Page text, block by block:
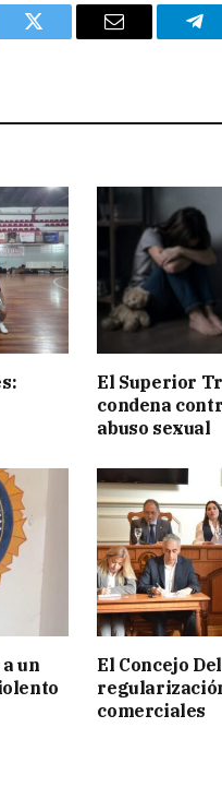
Twitter Email
El Superior
condena
abuso sexual
un
El Concejo
comerciales